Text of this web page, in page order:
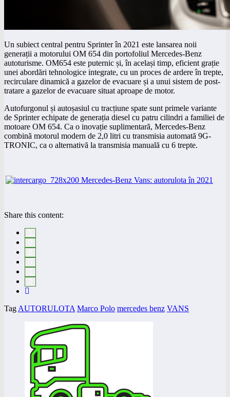
Un subiect central pentru Sprinter în 2021 este lansarea noii
generații a motorului OM 654 din portofoliul Mercedes-Benz
autoturisme. OM654 este puternic și, în același timp, eficient grație
unei abordări tehnologice integrate, cu un proces de ardere în trepte,
recirculare dinamică a gazelor de evacuare și a unui sistem de post-
tratare a gazelor de evacuare situat aproape de motor.
Autofurgonul și autoșasiul cu tracțiune spate sunt primele variante
de Sprinter echipate de generația diesel cu patru cilindri a familiei de
motoare OM 654. Ca o inovație suplimentară, Mercedes-Benz
combină motorul modern de 2,0 litri cu transmisia automată 9G-
TRONIC, ca o alternativă la transmisia manuală cu 6 trepte.
Share this content:
Tag AUTORULOTA Marco Polo mercedes benz VANS